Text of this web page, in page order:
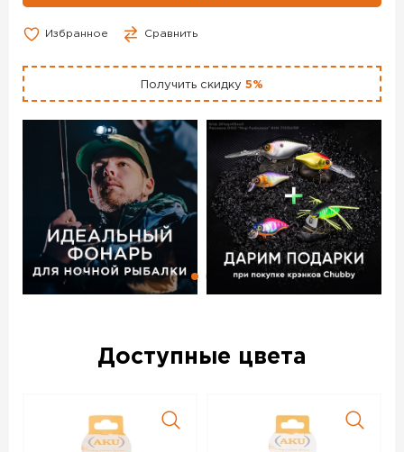
Избранное Сравнить
Получить скидку 5%
Доступные цвета